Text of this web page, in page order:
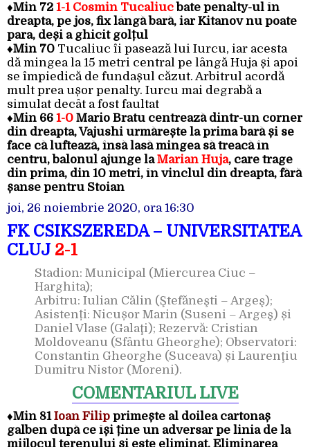
♦Min 72 1-1 Cosmin Tucaliuc bate penalty-ul în
dreapta, pe jos, fix lângă bară, iar Kitanov nu poate
para, deși a ghicit golțul
♦Min 70 Tucaliuc îi pasează lui Iurcu, iar acesta
dă mingea la 15 metri central pe lângă Huja și apoi
se împiedică de fundașul căzut. Arbitrul acordă
mult prea ușor penalty. Iurcu mai degrabă a
simulat decât a fost faultat
♦Min 66 1-0 Mario Bratu centrează dintr-un corner
din dreapta, Vajushi urmărește la prima bară și se
face că luftează, însă lasă mingea să treacă în
centru, balonul ajunge laMarian Huja, care trage
din prima, din 10 metri, în vinclul din dreapta, fără
șanse pentru Stoian
joi, 26 noiembrie 2020, ora 16:30
FK CSIKSZEREDA – UNIVERSITATEA
CLUJ 2-1
Stadion: Municipal (Miercurea Ciuc –
Harghita);
Arbitru: Iulian Călin (Ştefăneşti – Argeş);
Asistenți: Nicușor Marin (Suseni – Argeş) și
Daniel Vlase (Galaţi); Rezervă: Cristian
Moldoveanu (Sfântu Gheorghe); Observatori:
Constantin Gheorghe (Suceava) și Laurenţiu
Dumitru Nistor (Moreni).
COMENTARIUL LIVE
♦Min 81Ioan Filip primește al doilea cartonaș
galben după ce își ține un adversar pe linia de la
mijlocul terenului și este eliminat. Eliminarea